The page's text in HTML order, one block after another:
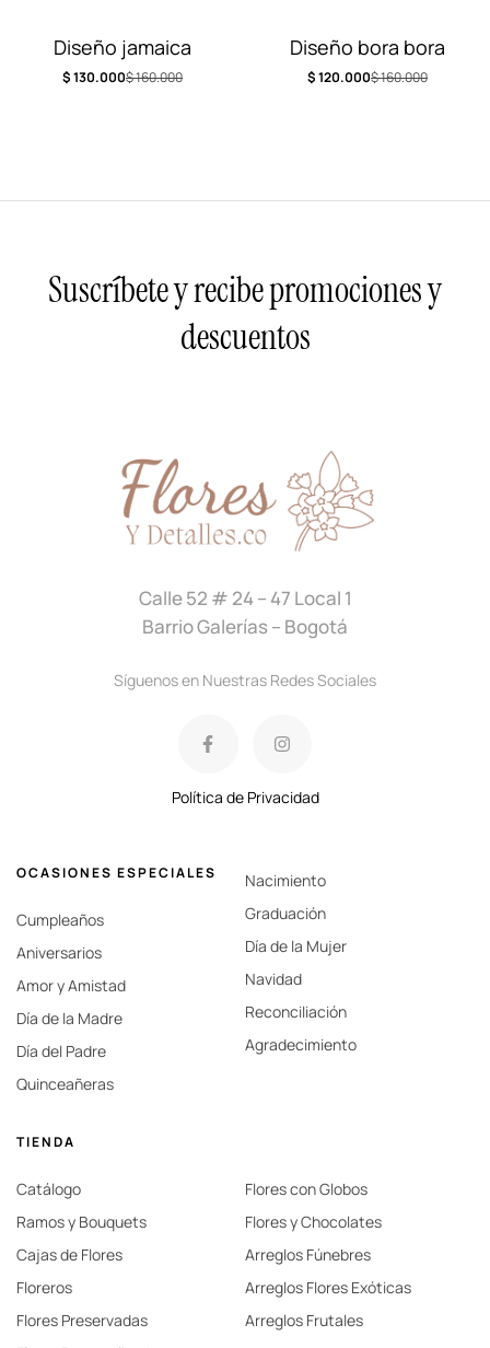
Diseño jamaica
$160.000
$130.000
Diseño bora bora
$160.000
$120.000
Suscríbete y recibe promociones y
descuentos
OCASIONES ESPECIALES
Cumpleaños
Aniversarios
Amor y Amistad
Día de la Madre
Día del Padre
Quinceañeras
Nacimiento
Graduación
Día de la Mujer
Navidad
Reconciliación
Agradecimiento
Calle 52 # 24 – 47 Local 1
Barrio Galerías – Bogotá
Síguenos en Nuestras Redes Sociales
Política de Privacidad
TIENDA
Catálogo
Ramos y Bouquets
Cajas de Flores
Floreros
Flores Preservadas
Flores con Globos
Flores y Chocolates
Arreglos Fúnebres
Arreglos Flores Exóticas
Arreglos Frutales